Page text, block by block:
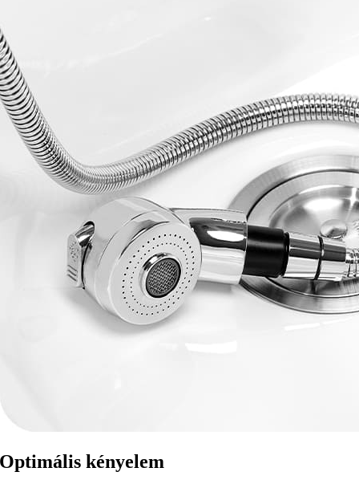
Optimális kényelem